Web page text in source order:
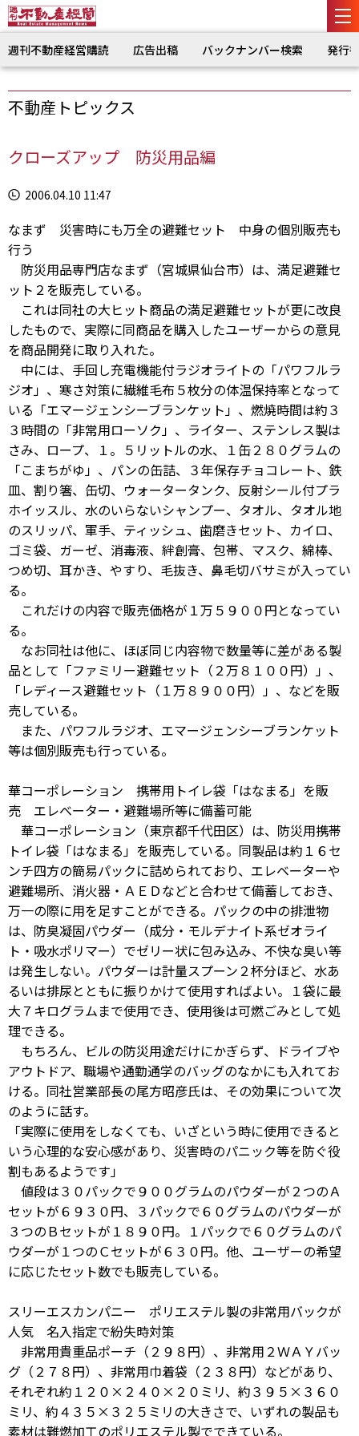
週刊不動産経営購読 広告出稿 バックナンバー検索 発行
不動産トピックス
クローズアップ 防災用品編
2006.04.10 11:47
なまず 災害時にも万全の避難セット 中身の個別販売も
行う
防災用品専門店なまず（宮城県仙台市）は、満足避難セ
ット２を販売している。
これは同社の大ヒット商品の満足避難セットが更に改良
したもので、実際に同商品を購入したユーザーからの意見
を商品開発に取り入れた。
中には、手回し充電機能付ラジオライトの「パワフルラ
ジオ」、寒さ対策に繊維毛布５枚分の体温保持率となって
いる「エマージェンシーブランケット」、燃焼時間は約３
３時間の「非常用ローソク」、ライター、ステンレス製は
さみ、ロープ、１。５リットルの水、１缶２８０グラムの
「こまちがゆ」、パンの缶詰、３年保存チョコレート、鉄
皿、割り箸、缶切、ウォータータンク、反射シール付プラ
ホイッスル、水のいらないシャンプー、タオル、タオル地
のスリッパ、軍手、ティッシュ、歯磨きセット、カイロ、
ゴミ袋、ガーゼ、消毒液、絆創膏、包帯、マスク、綿棒、
つめ切、耳かき、やすり、毛抜き、鼻毛切バサミが入ってい
る。
これだけの内容で販売価格が１万５９００円となってい
る。
なお同社は他に、ほぼ同じ内容物で数量等に差がある製
品として「ファミリー避難セット（２万８１００円）」、
「レディース避難セット（１万８９００円）」、などを販
売している。
また、パワフルラジオ、エマージェンシーブランケット
等は個別販売も行っている。
華コーポレーション 携帯用トイレ袋「はなまる」を販
売 エレベーター・避難場所等に備蓄可能
華コーポレーション（東京都千代田区）は、防災用携帯
トイレ袋「はなまる」を販売している。同製品は約１６セ
ンチ四方の簡易パックに詰められており、エレベーターや
避難場所、消火器・ＡＥＤなどと合わせて備蓄しておき、
万一の際に用を足すことができる。パックの中の排泄物
は、防臭凝固パウダー（成分・モルデナイト系ゼオライ
ト・吸水ポリマー）でゼリー状に包み込み、不快な臭い等
は発生しない。パウダーは計量スプーン２杯分ほど、水あ
るいは排尿とともに振りかけて使用すればよい。１袋に最
大７キログラムまで使用でき、使用後は可燃ごみとして処
理できる。
もちろん、ビルの防災用途だけにかぎらず、ドライブや
アウトドア、職場や通勤通学のバッグのなかにも入れてお
ける。同社営業部長の尾方昭彦氏は、その効果について次
のように話す。
「実際に使用をしなくても、いざという時に使用できると
いう心理的な安心感があり、災害時のパニック等を防ぐ役
割もあるようです」
値段は３０パックで９００グラムのパウダーが２つのＡ
セットが６９３０円、３パックで６０グラムのパウダーが
３つのＢセットが１８９０円。１パックで６０グラムのパ
ウダーが１つのＣセットが６３０円。他、ユーザーの希望
に応じたセット数でも販売している。
スリーエスカンパニー ポリエステル製の非常用バックが
人気 名入指定で紛失時対策
非常用貴重品ポーチ（２９８円）、非常用２ＷＡＹバッ
グ（２７８円）、非常用巾着袋（２３８円）などがあり、
それぞれ約１２０×２４０×２０ミリ、約３９５×３６０
ミリ、約４３５×３２５ミリの大きさで、いずれの製品も
素材は難燃加工のポリエステル製でできている。